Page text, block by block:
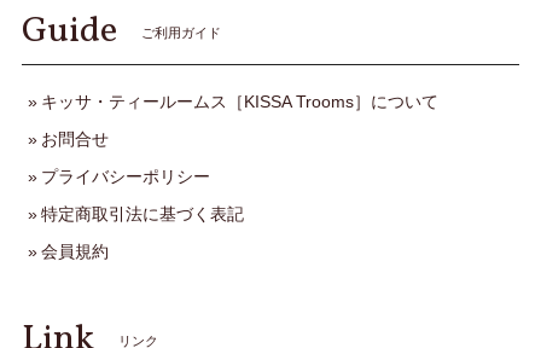
Guide ご利用ガイド
キッサ・ティールームス［KISSA Trooms］について
お問合せ
プライバシーポリシー
特定商取引法に基づく表記
会員規約
リンク